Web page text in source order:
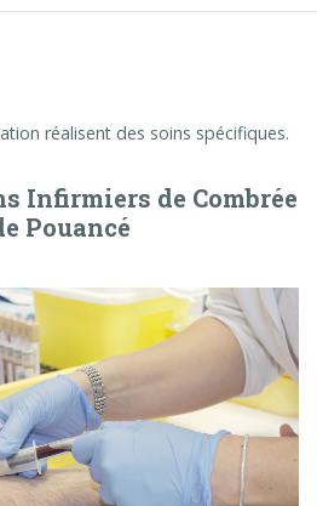
réalisent des soins spécifiques.
Infirmiers de Combrée
Pouancé